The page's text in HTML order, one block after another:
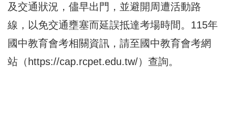
及交通狀況，儘早出門，並避開周遭活動路
線，以免交通壅塞而延誤抵達考場時間。115年
國中教育會考相關資訊，請至國中教育會考網
站（https://cap.rcpet.edu.tw/）查詢。